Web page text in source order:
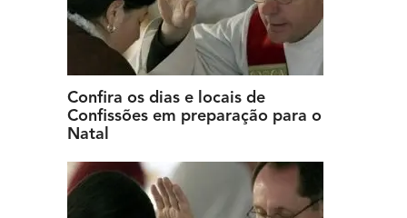
Confira os dias e locais de
Confissões em preparação para o
Natal